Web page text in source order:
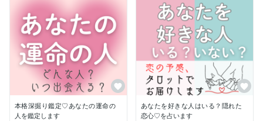
鑑定後に目指しているのは、
ただ答えを受け取ることではなく、
気持ちが整理され、少し落ち着いて考えられる状態にな
ること。
あなた自身の魅力や恋愛の強みを、
現実的な視点でお伝えすることを大切にしています✧.*
数多くのご縁を通じて、
現在はタロットの導きと霊視による深い洞察を
合わせた鑑定をお届けしています。
本格深掘り鑑定♡あなたの運命の
人を鑑定します
あなたを好きな人はいる？隠れた
恋心♡を占います